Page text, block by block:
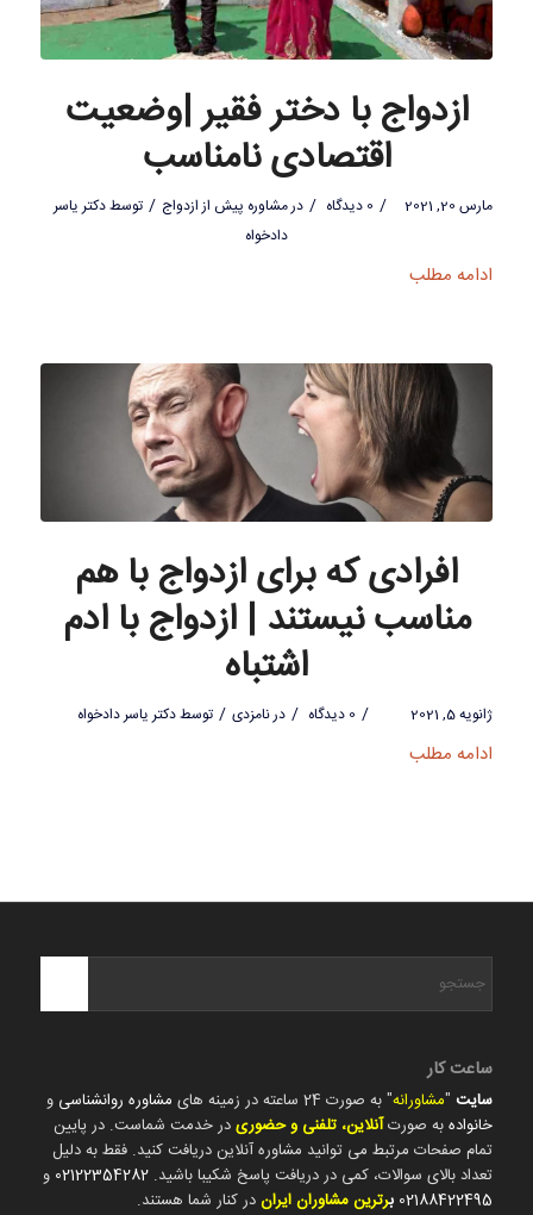
ازدواج با دختر فقیر |وضعیت
اقتصادی نامناسب
مارس 20, 2021 / 0 دیدگاه / درمشاوره پیش از ازدواج / توسطدکتر یاسر
دادخواه
ادامه مطلب
افرادی که برای ازدواج با هم
مناسب نیستند | ازدواج با ادم
اشتباه
ژانویه 5, 2021 / 0 دیدگاه / درنامزدی / توسطدکتر یاسر دادخواه
ادامه مطلب
ساعت کار
سایت"مشاورانه" به صورت 24 ساعته در زمینه های مشاوره روانشناسی و
خانوادهبه صورتآنلاین، تلفنی و حضوریدر خدمت شماست. در پایین
تمام صفحات مرتبط می توانید مشاوره آنلاین دریافت کنید. فقط به دلیل
تعداد بالای سوالات، کمی در دریافت پاسخ شکیبا باشید. 02122354282 و
02188422495 برترین مشاوران ایراندر کنار شما هستند.